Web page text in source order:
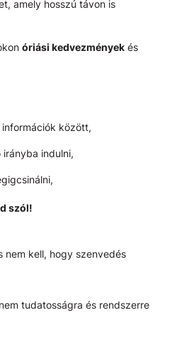
amely hosszú távon is
óriási kedvezmények és
között,
indulni,
szól!
nem kell, hogy szenvedés
tudatosságra és rendszerre